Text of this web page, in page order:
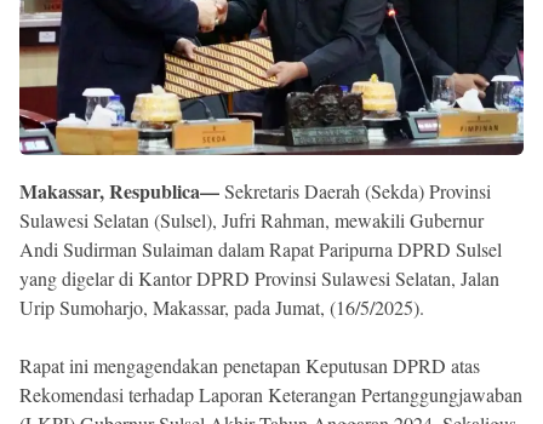
Makassar, Respublica—Sekretaris Daerah (Sekda) Provinsi
Sulawesi Selatan (Sulsel), Jufri Rahman, mewakili Gubernur
Andi Sudirman Sulaiman dalam Rapat Paripurna DPRD Sulsel
yang digelar di Kantor DPRD Provinsi Sulawesi Selatan, Jalan
Urip Sumoharjo, Makassar, pada Jumat, (16/5/2025).
Rapat ini mengagendakan penetapan Keputusan DPRD atas
Rekomendasi terhadap Laporan Keterangan Pertanggungjawaban